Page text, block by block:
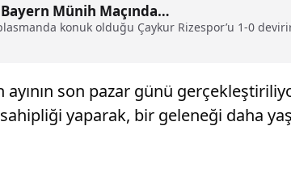
Münih Maçında…
konuk olduğu Çaykur Rizespor’u 1-0
son pazar günü
yaparak, bir geleneği daha